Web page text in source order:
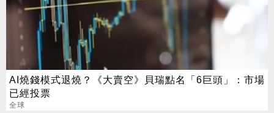
AI燒錢模式退燒？《大賣空》貝瑞點名「6巨頭」：市場
已經投票
全球